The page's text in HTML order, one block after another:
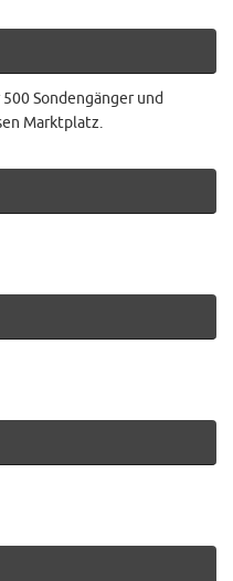
Sondengänger und
Marktplatz.